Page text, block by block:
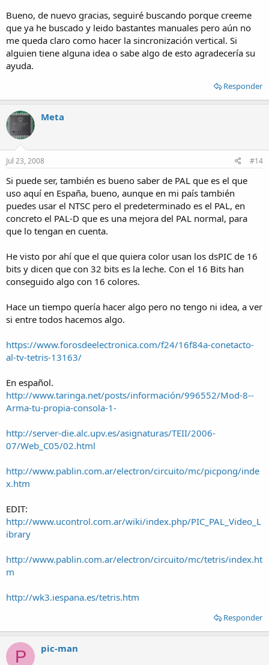
Bueno, de nuevo gracias, seguiré buscando porque creeme
que ya he buscado y leido bastantes manuales pero aún no
me queda claro como hacer la sincronización vertical. Si
alguien tiene alguna idea o sabe algo de esto agradecería su
ayuda.
Responder
Meta
Jul 23, 2008 #14
Si puede ser, también es bueno saber de PAL que es el que
uso aquí en España, bueno, aunque en mi país también
puedes usar el NTSC pero el predeterminado es el PAL, en
concreto el PAL-D que es una mejora del PAL normal, para
que lo tengan en cuenta.
He visto por ahí que el que quiera color usan los dsPIC de 16
bits y dicen que con 32 bits es la leche. Con el 16 Bits han
conseguido algo con 16 colores.
Hace un tiempo quería hacer algo pero no tengo ni idea, a ver
si entre todos hacemos algo.
https://www.forosdeelectronica.com/f24/16f84a-conetacto-
al-tv-tetris-13163/
En español.
http://www.taringa.net/posts/información/996552/Mod-8--
Arma-tu-propia-consola-1-
http://server-die.alc.upv.es/asignaturas/TEII/2006-
07/Web_C05/02.html
http://www.pablin.com.ar/electron/circuito/mc/picpong/inde
x.htm
EDIT:
http://www.ucontrol.com.ar/wiki/index.php/PIC_PAL_Video_L
ibrary
http://www.pablin.com.ar/electron/circuito/mc/tetris/index.ht
m
http://wk3.iespana.es/tetris.htm
Responder
P pic-man